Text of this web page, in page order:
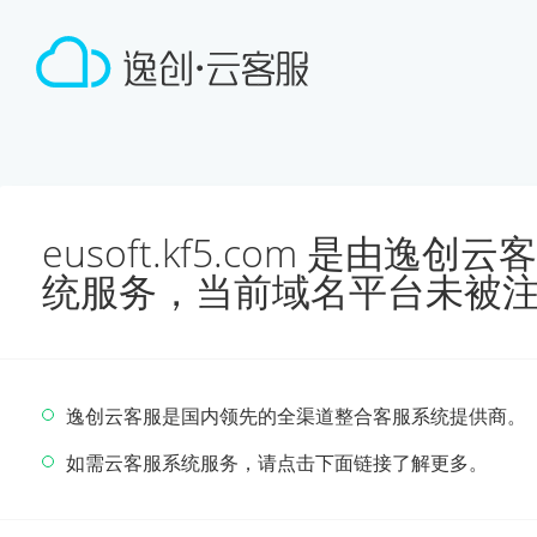
eusoft.kf5.com 是由逸创云
统服务，当前域名平台未被
逸创云客服是国内领先的全渠道整合客服系统提供商。
如需云客服系统服务，请点击下面链接了解更多。